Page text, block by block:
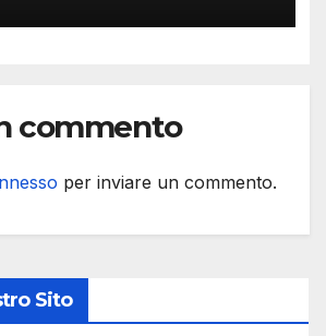
commento
per inviare un commento.
Sito